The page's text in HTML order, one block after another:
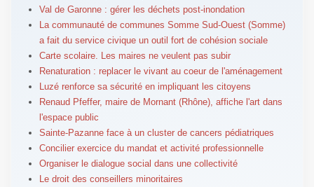
Val de Garonne : gérer les déchets post-inondation
La communauté de communes Somme Sud-Ouest (Somme)
a fait du service civique un outil fort de cohésion sociale
Carte scolaire. Les maires ne veulent pas subir
Renaturation : replacer le vivant au coeur de l'aménagement
Luzé renforce sa sécurité en impliquant les citoyens
Renaud Pfeffer, maire de Mornant (Rhône), affiche l'art dans
l'espace public
Sainte-Pazanne face à un cluster de cancers pédiatriques
Concilier exercice du mandat et activité professionnelle
Organiser le dialogue social dans une collectivité
Le droit des conseillers minoritaires